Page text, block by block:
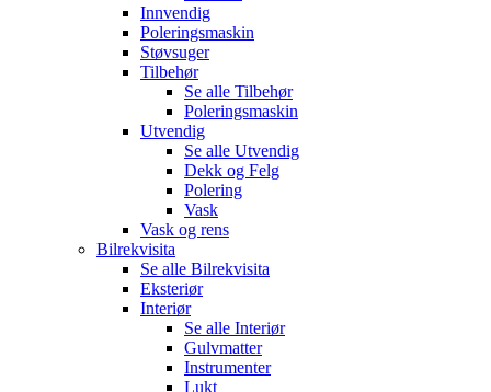
Innvendig
Poleringsmaskin
Støvsuger
Tilbehør
Se alle Tilbehør
Poleringsmaskin
Utvendig
Se alle Utvendig
Dekk og Felg
Polering
Vask
Vask og rens
Bilrekvisita
Se alle Bilrekvisita
Eksteriør
Interiør
Se alle Interiør
Gulvmatter
Instrumenter
Lukt